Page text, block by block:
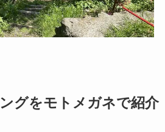
グをモトメガネで紹介